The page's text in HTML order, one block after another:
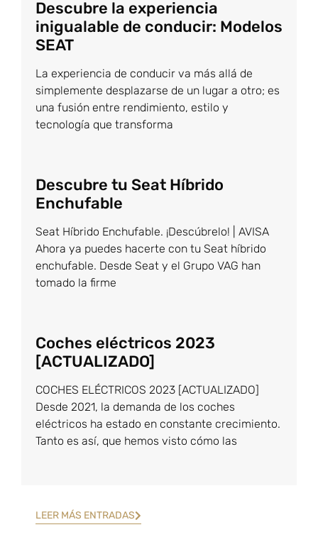
Descubre la experiencia
inigualable de conducir: Modelos
SEAT
La experiencia de conducir va más allá de
simplemente desplazarse de un lugar a otro; es
una fusión entre rendimiento, estilo y
tecnología que transforma
Descubre tu Seat Híbrido
Enchufable
Seat Híbrido Enchufable. ¡Descúbrelo! | AVISA
Ahora ya puedes hacerte con tu Seat híbrido
enchufable. Desde Seat y el Grupo VAG han
tomado la firme
Coches eléctricos 2023
[ACTUALIZADO]
COCHES ELÉCTRICOS 2023 [ACTUALIZADO]
Desde 2021, la demanda de los coches
eléctricos ha estado en constante crecimiento.
Tanto es así, que hemos visto cómo las
LEER MÁS ENTRADAS